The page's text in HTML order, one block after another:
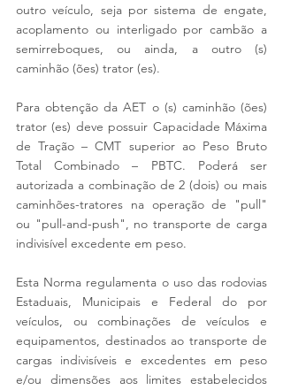
outro veículo, seja por sistema de engate,
acoplamento ou interligado por cambão a
semirreboques, ou ainda, a outro (s)
caminhão (ões) trator (es).
Para obtenção da AET o (s) caminhão (ões)
trator (es) deve possuir Capacidade Máxima
de Tração – CMT superior ao Peso Bruto
Total Combinado – PBTC. Poderá ser
autorizada a combinação de 2 (dois) ou mais
caminhões-tratores na operação de "pull"
ou "pull-and-push", no transporte de carga
indivisível excedente em peso.
Esta Norma regulamenta o uso das rodovias
Estaduais, Municipais e Federal do por
veículos, ou combinações de veículos e
equipamentos, destinados ao transporte de
cargas indivisíveis e excedentes em peso
e/ou dimensões aos limites estabelecidos